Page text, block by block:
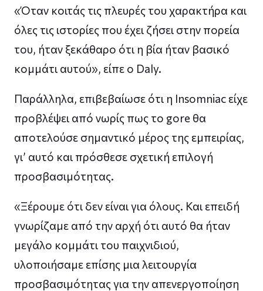
«Όταν κοιτάς τις πλευρές του χαρακτήρα και
όλες τις ιστορίες που έχει ζήσει στην πορεία
του, ήταν ξεκάθαρο ότι η βία ήταν βασικό
κομμάτι αυτού», είπε ο Daly.
Παράλληλα, επιβεβαίωσε ότι η Insomniac είχε
προβλέψει από νωρίς πως το gore θα
αποτελούσε σημαντικό μέρος της εμπειρίας,
γι’ αυτό και πρόσθεσε σχετική επιλογή
προσβασιμότητας.
«Ξέρουμε ότι δεν είναι για όλους. Και επειδή
γνωρίζαμε από την αρχή ότι αυτό θα ήταν
μεγάλο κομμάτι του παιχνιδιού,
υλοποιήσαμε επίσης μια λειτουργία
προσβασιμότητας για την απενεργοποίηση